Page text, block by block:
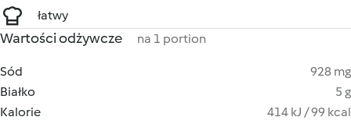
łatwy
Wartości odżywcze na 1 portion
Sód
928 mg
Białko
5 g
Kalorie
414 kJ / 99 kcal